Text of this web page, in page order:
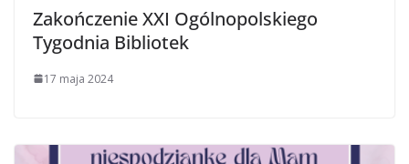
Zakończenie XXI Ogólnopolskiego
Tygodnia Bibliotek
17 maja 2024